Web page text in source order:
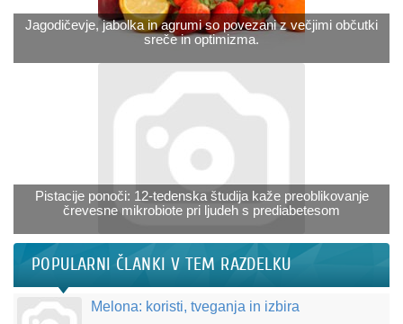
Jagodičevje, jabolka in agrumi so povezani z večjimi občutki
sreče in optimizma.
Pistacije ponoči: 12-tedenska študija kaže preoblikovanje
črevesne mikrobiote pri ljudeh s prediabetesom
POPULARNI ČLANKI V TEM RAZDELKU
Melona: koristi, tveganja in izbira